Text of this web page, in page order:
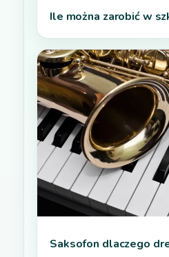
Ile można zarobić w
Saksofon dlaczego